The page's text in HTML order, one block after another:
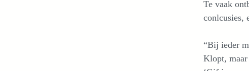
Te vaak
conlcusies,
“Bij ieder
Klopt, maar